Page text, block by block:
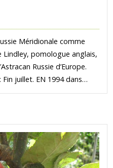
Méridionale comme
Lindley, pomologue anglais,
Russie d’Europe.
Fin juillet. EN 1994 dans…